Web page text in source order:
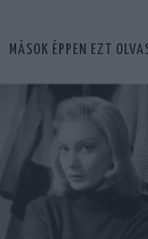
MÁSOK ÉPPEN EZT